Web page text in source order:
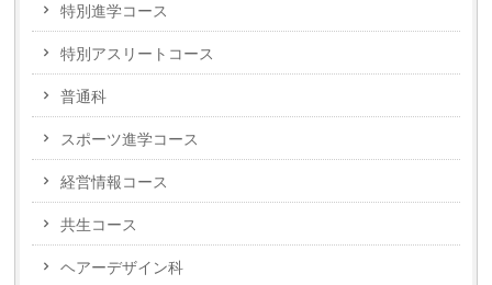
特別進学コース
特別アスリートコース
普通科
スポーツ進学コース
経営情報コース
共生コース
ヘアーデザイン科